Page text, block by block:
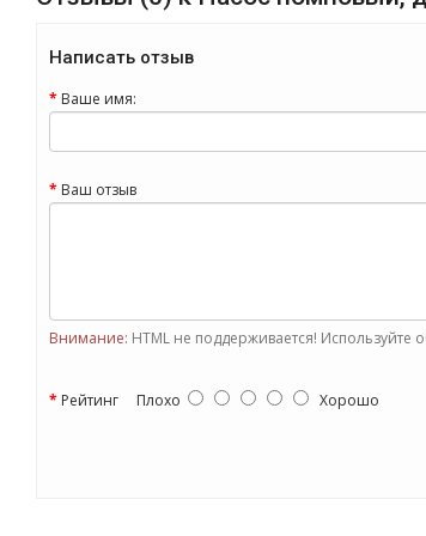
Написать отзыв
Ваше имя:
Ваш отзыв
Внимание: HTML не поддерживается! Используйте
Рейтинг Плохо Хорошо